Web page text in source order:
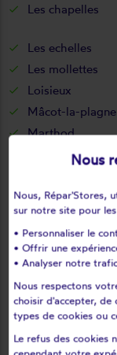
Les chapelles
Les echelles
Les mollettes
Loisieux
Mâcot-la-plagne
Marthod
Montagnole
Montaimont
Montendry
Montgilbert
Monthion
Montricher-
Montvalezan
Motz
Nous
Nous, Répar'Stores,
sur notre site pour
• Personnaliser le
• Offrir une
• Analyser notre
Nous respectons
choisir d'accepter,
types de cookies ou
Le refus des cookies